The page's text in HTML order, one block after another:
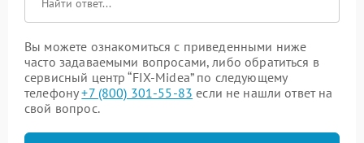
Вы можете ознакомиться с приведенными ниже
часто задаваемыми вопросами, либо обратиться в
сервисный центр “FIX-Midea” по следующему
телефону+7 (800) 301-55-83 если не нашли ответ на
свой вопрос.